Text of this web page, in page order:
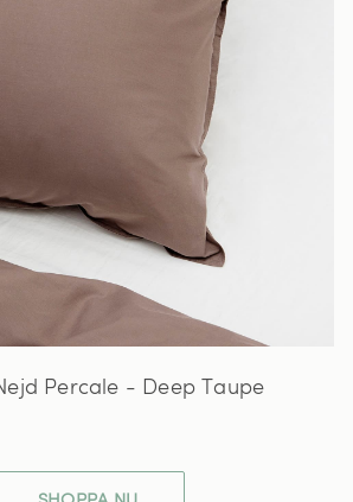
Percale - Deep Taupe